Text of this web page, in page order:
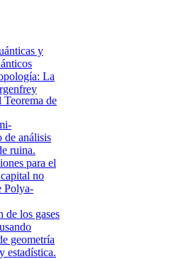
y
La
de
de análisis
ruina.
para el
no
Polya-
de los gases
geometría
estadística.